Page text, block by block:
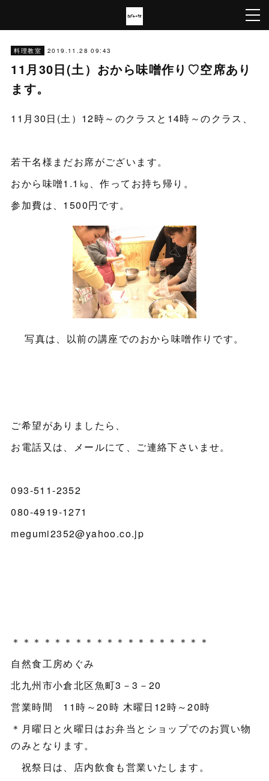
料理教室 2019.11.28 09:43
11月30日(土）おから味噌作り♡空席あり
ます。
11月30日(土）12時～のクラスと14時～のクラス、
若干名様まだお席がございます。
おから味噌1.1㎏、作ってお持ち帰り。
参加費は、1500円です。
写真は、以前の講座でのおから味噌作りです。
ご希望がありましたら、
お電話又は、メールにて、ご連絡下さいませ。
093-511-2352
080-4919-1271
megumi2352@yahoo.co.jp
＊＊＊＊＊＊＊＊＊＊＊＊＊＊＊＊＊＊＊
自然食工房めぐみ
北九州市小倉北区魚町3－3－20
営業時間 11時～20時 木曜日12時～20時
＊月曜日と火曜日はお弁当とショップでのお買い物
のみとなります。
祝祭日は、店内飲食も営業いたします。